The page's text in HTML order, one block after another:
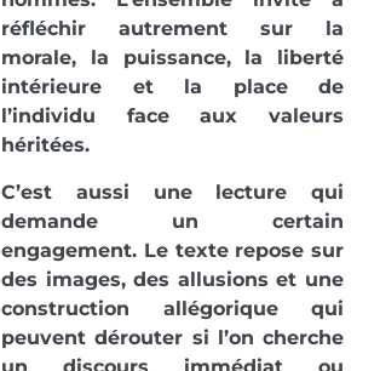
réfléchir autrement sur la
morale, la puissance, la liberté
intérieure et la place de
l’individu face aux valeurs
héritées.
C’est aussi une lecture qui
demande un certain
engagement. Le texte repose sur
des images, des allusions et une
construction allégorique qui
peuvent dérouter si l’on cherche
un discours immédiat ou